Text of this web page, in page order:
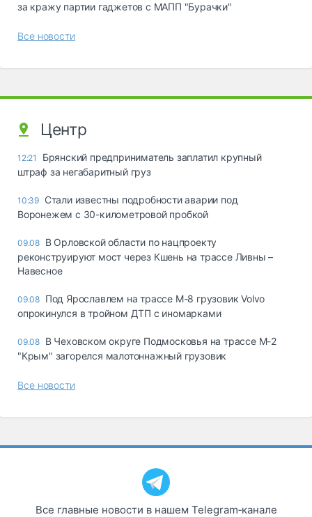
за кражу партии гаджетов с МАПП "Бурачки"
Все новости
Центр
12:21
Брянский предприниматель заплатил крупный
штраф за негабаритный груз
10:39 Стали известны подробности аварии под
Воронежем с 30-километровой пробкой
09.08 В Орловской области по нацпроекту
реконструируют мост через Кшень на трассе Ливны –
Навесное
09.08 Под Ярославлем на трассе М-8 грузовик Volvo
опрокинулся в тройном ДТП с иномарками
09.08 В Чеховском округе Подмосковья на трассе М-2
"Крым" загорелся малотоннажный грузовик
Все новости
Все главные новости в нашем Telegram‑канале